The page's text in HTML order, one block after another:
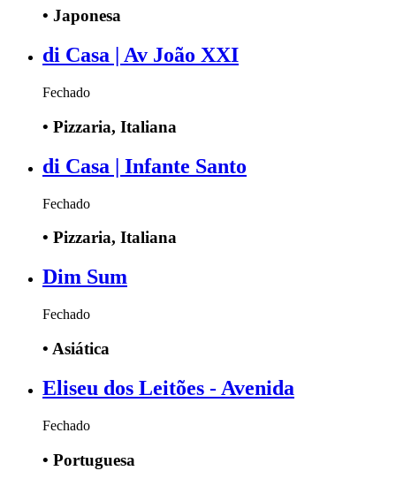
• Japonesa
di Casa | Av João XXI
Fechado
• Pizzaria, Italiana
di Casa | Infante Santo
Fechado
• Pizzaria, Italiana
Dim Sum
Fechado
• Asiática
Eliseu dos Leitões - Avenida
Fechado
• Portuguesa